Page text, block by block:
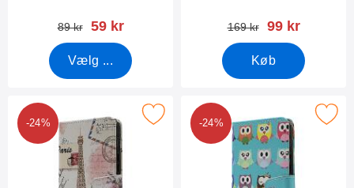
pris
89 kr pris
59 kr
Vælg ...
pris
169 kr pris
99 kr
Køb
-24%
designwallet Xiaomi Mi 11 Lite / Mi 11 Lite 5G som favorit
-24%
Marker designwallet Xiaomi Mi 11